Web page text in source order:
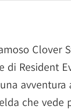
Clover
di Resident
avventura
che vede